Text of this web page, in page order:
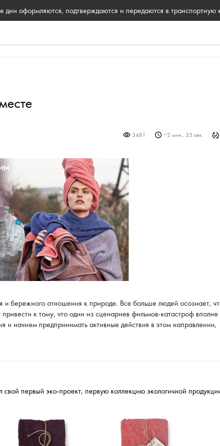
дни оформляются, подтверждаются и передаются в
3481 ~2 мин., 35 сек.
и бережного отношения к природе. Все больше людей осознает,
к тому, что один из сценариев фильмов-катастроф
и начнем предпринимать активные действия в этом направлении,
первый эко-проект, первую коллекцию экологичной